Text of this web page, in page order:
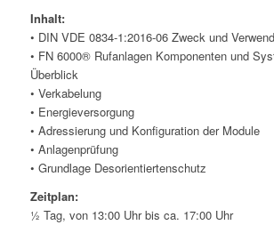
Inhalt:
• DIN VDE 0834-1:2016-06 Zweck und
• FN 6000® Rufanlagen Komponenten und
Überblick
• Verkabelung
• Energieversorgung
• Adressierung und Konfiguration der Module
• Anlagenprüfung
• Grundlage Desorientiertenschutz
Zeitplan:
½ Tag, von 13:00 Uhr bis ca. 17:00 Uhr